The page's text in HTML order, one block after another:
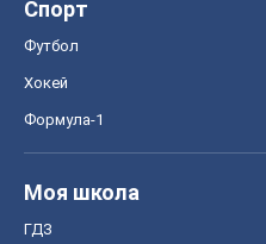
Спорт
Футбол
Хокей
Формула-1
Моя школа
ГДЗ